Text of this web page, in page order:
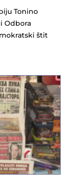
Tonino
Odbora
štit